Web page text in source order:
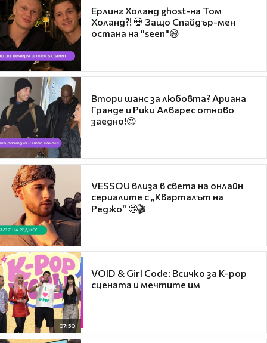
Ерлинг Холанд ghost-на Том
Холанд?! 💀 Защо Спайдър-мен
остана на "seen"😅
Втори шанс за любовта? Ариана
Гранде и Рики Алварес отново
заедно!😍
VESSOU влиза в света на онлайн
сериалите с „Кварталът на
Реджо“ 🤩🎬
07:50
VOID & Girl Code: Всичко за K-pop
сцената и мечтите им